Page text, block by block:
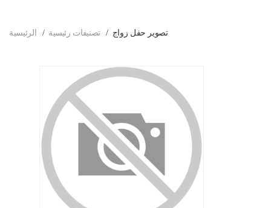
الرئيسية تصنيفات رئيسية تصوير حفل زواج